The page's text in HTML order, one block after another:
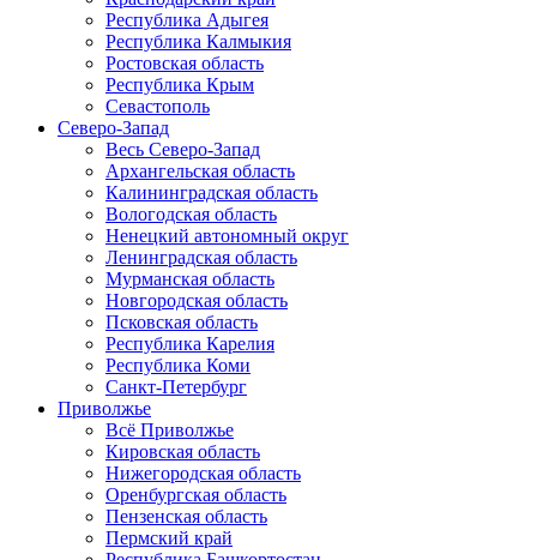
Республика Адыгея
Республика Калмыкия
Ростовская область
Республика Крым
Севастополь
Северо-Запад
Весь Северо-Запад
Архангельская область
Калининградская область
Вологодская область
Ненецкий автономный округ
Ленинградская область
Мурманская область
Новгородская область
Псковская область
Республика Карелия
Республика Коми
Санкт-Петербург
Приволжье
Всё Приволжье
Кировская область
Нижегородская область
Оренбургская область
Пензенская область
Пермский край